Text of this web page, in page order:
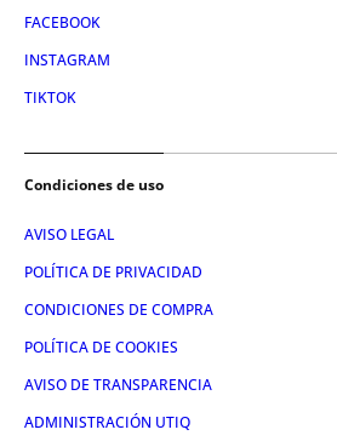
FACEBOOK
INSTAGRAM
TIKTOK
Condiciones de uso
AVISO LEGAL
POLÍTICA DE PRIVACIDAD
CONDICIONES DE COMPRA
POLÍTICA DE COOKIES
AVISO DE TRANSPARENCIA
ADMINISTRACIÓN UTIQ